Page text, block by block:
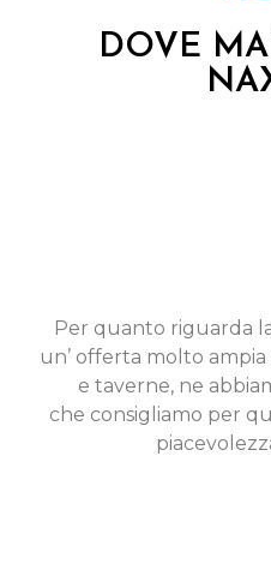
DOVE
Per quanto riguarda
un’ offerta molto
e taverne, ne
che consigliamo per